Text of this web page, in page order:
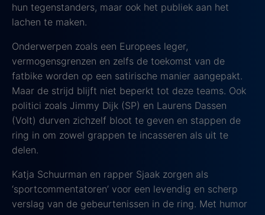
hun tegenstanders, maar ook het publiek aan het
lachen te maken.
Onderwerpen zoals een Europees leger,
vermogensgrenzen en zelfs de toekomst van de
fatbike worden op een satirische manier aangepakt.
Maar de strijd blijft niet beperkt tot deze teams. Ook
politici zoals Jimmy Dijk (SP) en Laurens Dassen
(Volt) durven zichzelf bloot te geven en stappen de
ring in om zowel grappen te incasseren als uit te
delen.
Katja Schuurman en rapper Sjaak zorgen als
‘sportcommentatoren’ voor een levendig en scherp
verslag van de gebeurtenissen in de ring. Met humor